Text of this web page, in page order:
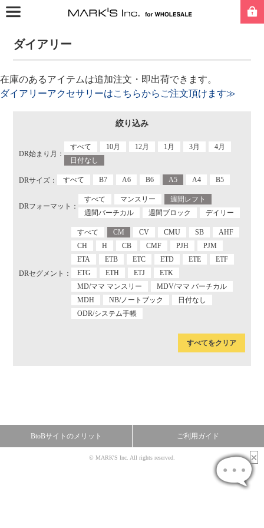
ダイアリー
在庫のあるアイテムは追加注文・即出荷できます。
ダイアリーアクセサリーはこちらからご注文頂けます≫
絞り込み
DR始まり月：
すべて 10月 12月 1月 3月
4月
日付なし
DRサイズ： すべて B7 A6 B6 A5 A4 B5
DRフォーマット：
すべて マンスリー
週間レフト
週間バーチカル
週間ブロック デイリー
DRセグメント：
すべて CM CV CMU SB
AHF
CH
H CB CMF PJH
PJM
ETA
ETB ETC ETD ETE
ETF
ETG
ETH ETJ
ETK
MD/ママ マンスリー
MDV/ママ バーチカル
MDH
NB/ノートブック
日付なし
ODR/システム手帳
すべてをクリア
BtoBサイトのメリット ご利用ガイド
© MARK'S Inc. All rights reserved.